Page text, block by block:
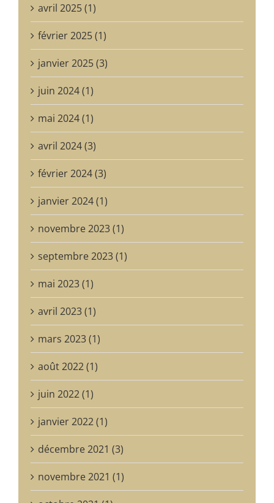
avril 2025 (1)
février 2025 (1)
janvier 2025 (3)
juin 2024 (1)
mai 2024 (1)
avril 2024 (3)
février 2024 (3)
janvier 2024 (1)
novembre 2023 (1)
septembre 2023 (1)
mai 2023 (1)
avril 2023 (1)
mars 2023 (1)
août 2022 (1)
juin 2022 (1)
janvier 2022 (1)
décembre 2021 (3)
novembre 2021 (1)